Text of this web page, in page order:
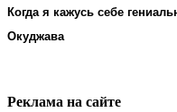
Когда я кажусь себе
Окуджава
Реклама на cайте